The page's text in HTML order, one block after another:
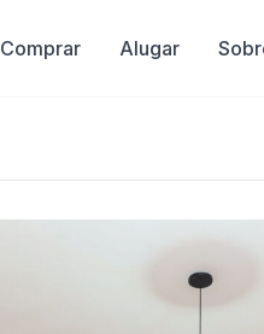
Comprar Alugar